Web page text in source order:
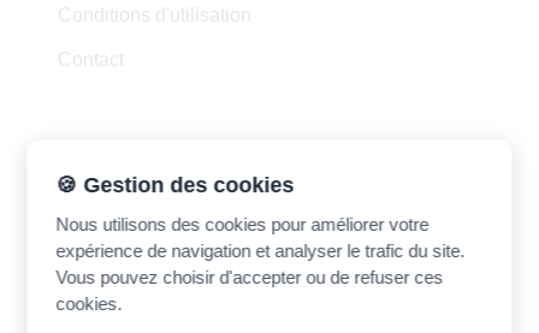
Conditions d'utilisation
Contact
madrasatk.contact@gmail.com
🍪 Gestion des cookies
Nous utilisons des cookies pour améliorer votre
expérience de navigation et analyser le trafic du site.
Vous pouvez choisir d'accepter ou de refuser ces
cookies.